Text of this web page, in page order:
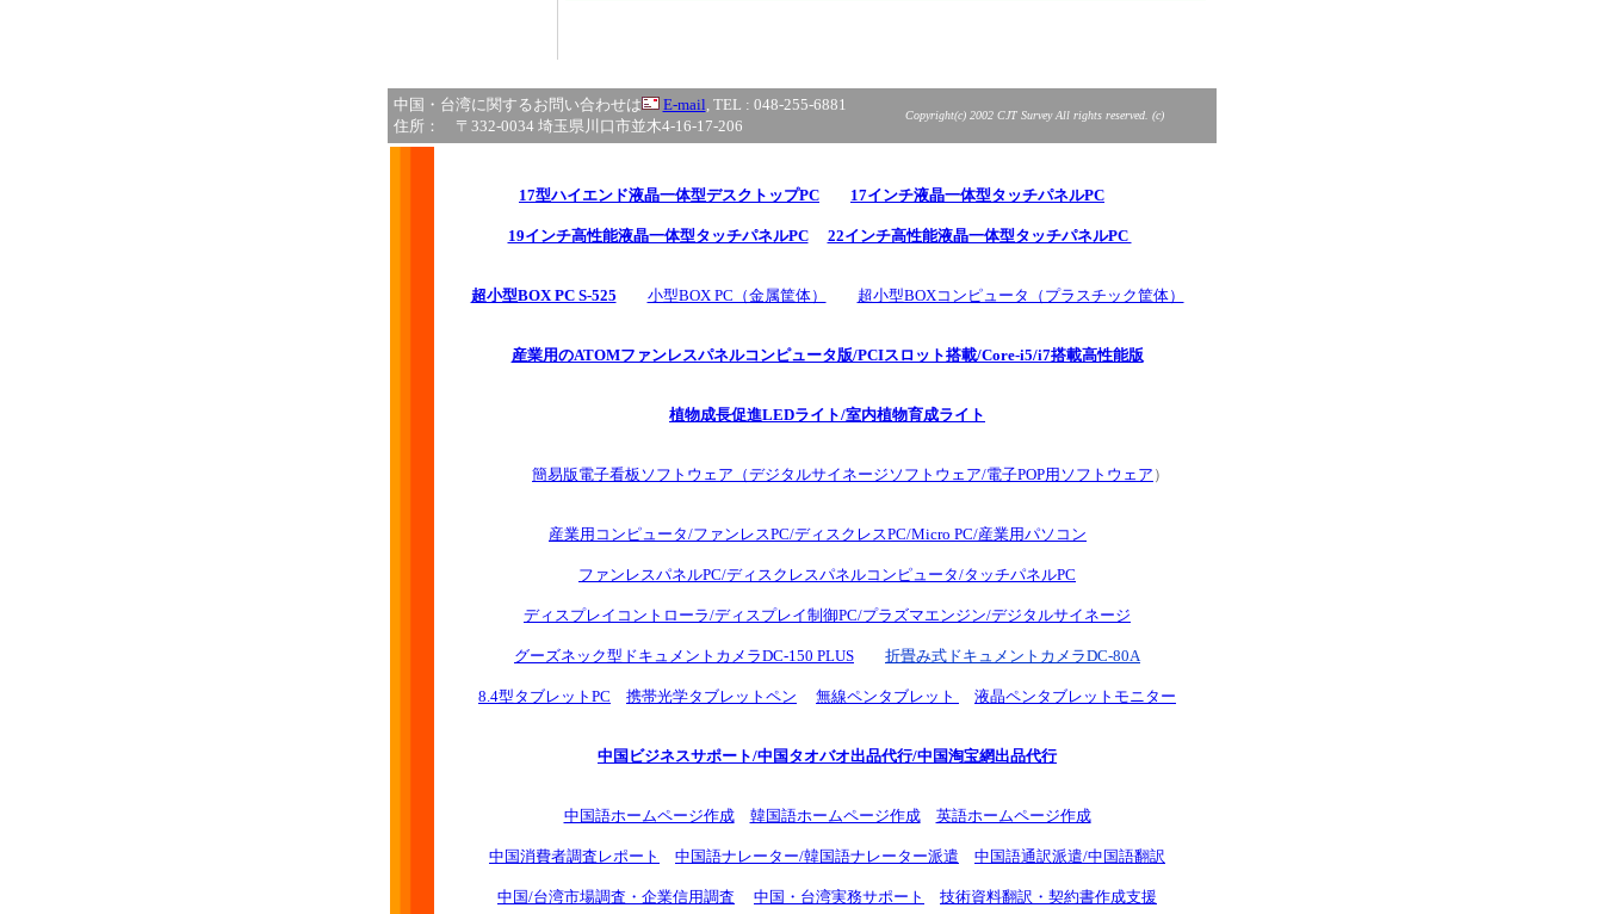
中国・台湾に関するお問い合わせは E-mail, TEL : 048-255-6881
住所： 〒332-0034 埼玉県川口市並木4-16-17-206
Copyright(c) 2002 CJT Survey All rights reserved. (c)
17型ハイエンド液晶一体型デスクトップPC 17インチ液晶一体型タッチパネルPC
19インチ高性能液晶一体型タッチパネルPC 22インチ高性能液晶一体型タッチパネルPC
超小型BOX PC S-525 小型BOX PC（金属筐体） 超小型BOXコンピュータ（プラスチック筐体）
産業用のATOMファンレスパネルコンピュータ版/PCIスロット搭載/Core-i5/i7搭載高性能版
植物成長促進LEDライト/室内植物育成ライト
簡易版電子看板ソフトウェア（デジタルサイネージソフトウェア/電子POP用ソフトウェア ）
産業用コンピュータ/ファンレスPC/ディスクレスPC/Micro PC/産業用パソコン
ファンレスパネルPC/ディスクレスパネルコンピュータ/タッチパネルPC
ディスプレイコントローラ/ディスプレイ制御PC/プラズマエンジン/デジタルサイネージ
グーズネック型ドキュメントカメラDC-150 PLUS 折畳み式ドキュメントカメラDC-80A
8.4型タブレットPC 携帯光学タブレットペン 無線ペンタブレット 液晶ペンタブレットモニター
中国ビジネスサポート/中国タオバオ出品代行/中国淘宝網出品代行
中国語ホームページ作成 韓国語ホームページ作成 英語ホームページ作成
中国消費者調査レポート 中国語ナレーター/韓国語ナレーター派遣 中国語通訳派遣/中国語翻訳
中国/台湾市場調査・企業信用調査 中国・台湾実務サポート 技術資料翻訳・契約書作成支援